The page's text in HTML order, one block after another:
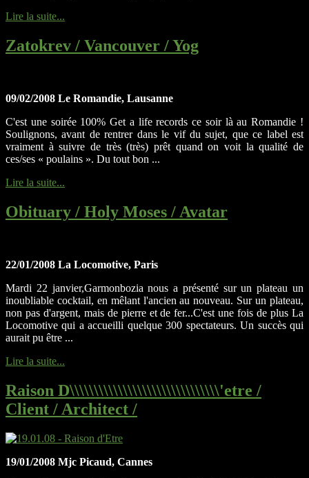
Lire la suite...
Zatokrev / Vancouver / Yog
09/02/2008 Le Romandie, Lausanne
C'est une soirée 100% Get a life records ce soir là au Romandie !
Soulignons, avant de rentrer dans le vif du sujet, que ce label est
vraiment à suivre de très (très) prêt quand on voit la qualité de
ces/ses « poulains ». Du tout bon ...
Lire la suite...
Obituary / Holy Moses / Avatar
22/01/2008 La Locomotive, Paris
Mardi 22 janvier,Garmonbozia nous a présenté sur un plateau un
inoubliable cocktail, en mêlant l'ancien au nouveau. Sur un plateau,
non pas d'argent, mais de pierre et de fer...C'est une fois de plus La
Locomotive qui a accueilli quelque 300 spectateurs. Un succès qui
aurait pu être ...
Lire la suite...
Raison D\\\\\\\\\\\\\\\\\\\\\\\\\\\\\\\'etre /
Client / Architect /
19/01/2008 Mjc Picaud, Cannes